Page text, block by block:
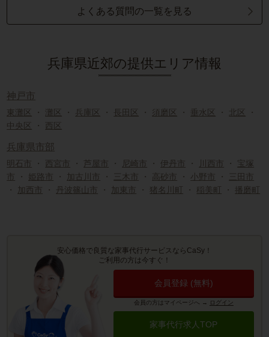
よくある質問の一覧を見る
兵庫県近郊の提供エリア情報
神戸市
東灘区 ・ 灘区 ・ 兵庫区 ・ 長田区 ・ 須磨区 ・ 垂水区 ・ 北区
・
中央区
・ 西区
兵庫県市部
明石市 ・ 西宮市 ・ 芦屋市 ・ 尼崎市 ・ 伊丹市 ・ 川西市 ・ 宝塚
市
・ 姫路市 ・ 加古川市 ・ 三木市 ・ 高砂市 ・ 小野市 ・
三田市
・ 加西市 ・ 丹波篠山市 ・ 加東市 ・ 猪名川町 ・ 稲美町 ・ 播磨町
安心価格で良質な家事代行サービスならCaSy！
ご利用の方は今すぐ！
会員登録 (無料)
会員の方はマイページへ → ログイン
家事代行求人TOP